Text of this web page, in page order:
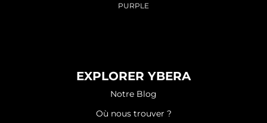
PURPLE
EXPLORER YBERA
Notre Blog
Où nous trouver ?